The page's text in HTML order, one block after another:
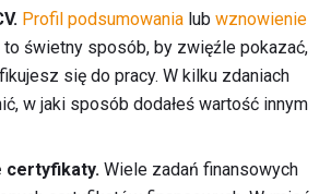
Profil podsumowania lub wznowienie
to świetny sposób, by zwięźle pokazać,
się do pracy. W kilku zdaniach
w jaki sposób dodałeś wartość innym
certyfikaty. Wiele zadań finansowych